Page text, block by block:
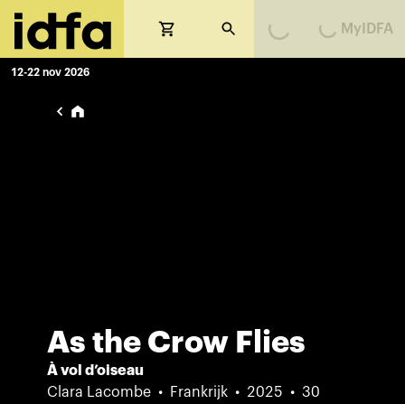
12-22 nov 2026 Loading...Loading...
MyIDFA
As the Crow Flies
À vol d’oiseau
Clara Lacombe
Frankrijk 2025
30